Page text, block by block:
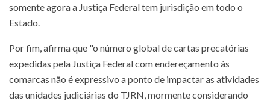
somente agora a Justiça Federal tem jurisdição em todo o
Estado.
Por fim, afirma que "o número global de cartas precatórias
expedidas pela Justiça Federal com endereçamento às
comarcas não é expressivo a ponto de impactar as atividades
das unidades judiciárias do TJRN, mormente considerando